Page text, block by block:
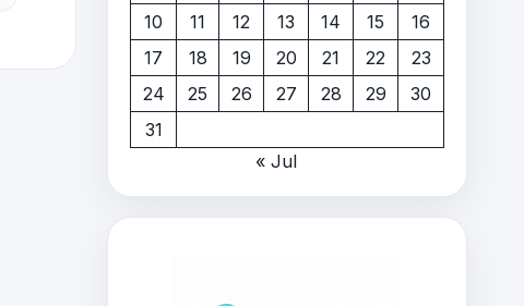
10
11 12 13 14 15
16
17
18 19 20 21 22
23
24
25 26 27 28 29
30
31
« Jul